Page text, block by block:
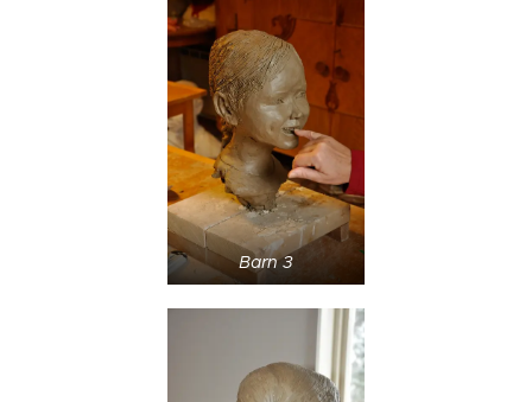
Barn 3